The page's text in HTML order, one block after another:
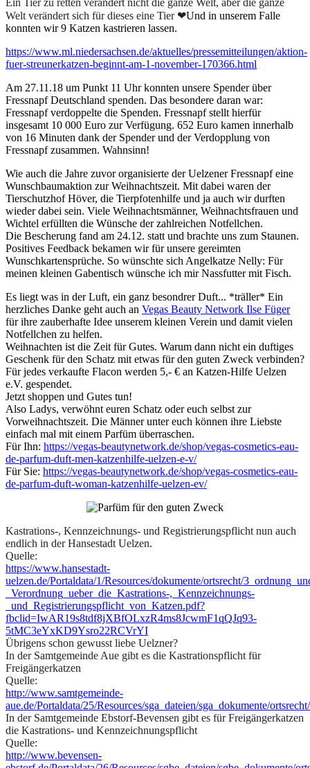
Welt verändert sich für dieses eine Tier ❤Und in unserem Falle
konnten wir 9 Katzen kastrieren lassen.
https://www.ml.niedersachsen.de/aktuelles/pressemitteilungen/aktion-
fuer-streunerkatzen-beginnt-am-1-november-170366.html
Am 27.11.18 um Punkt 11 Uhr konnten unsere Spender über
Fressnapf Deutschland spenden. Das besondere daran war:
Fressnapf verdoppelte die Spenden. Fressnapf stellt hierfür
insgesamt 10 000 Euro zur Verfügung. 652 Euro kamen innerhalb
von 16 Minuten dank der Spender und der Verdopplung von
Fressnapf zusammen. Wahnsinn!
Wie auch die Jahre zuvor organisierte der Uelzener Fressnapf eine
Wunschbaumaktion zur Weihnachtszeit. Mit dabei waren der
Tierschutzhof Höver, die Tierpfotenhilfe und ja auch wir durften
wieder dabei sein. Viele Weihnachtsmänner, Weihnachtsfrauen und
Wichtel erfüllten die Wünsche der zahlreichen Notfellchen.
Die Bescherung fand am 24.12. statt und brachte uns zum Staunen.
Positives Feedback bekamen wir für unsere gereimten
Wunschkartensprüche. So wünschte sich Angelkatze Nelly: Für
meinen kleinen Gabentisch wünsche ich mir Nassfutter mit Fisch.
Es liegt was in der Luft, ein ganz besondrer Duft... *träller* Ein
herzliches Danke geht auch an Vegas Beauty Network Ilse Füger
für ihre zauberhafte Idee unserem kleinen Verein und damit vielen
Notfellchen zu helfen.
Weihnachten ist die Zeit für Gutes. Warum dann nicht ein duftiges
Geschenk für den Schatz mit etwas für den guten Zweck verbinden?
Für jedes verkaufte Flacon werden 5,- € an Katzen-Hilfe Uelzen
e.V. gespendet.
Jetzt shoppen und Gutes tun!
Also Ladys, verwöhnt euren Schatz oder euch selbst zur
Vorweihnachtszeit. Die Männer unter euch können ihre Liebste
einfach mal mit einem Parfüm überraschen.
Für Ihn: https://vegas-beautynetwork.de/shop/vegas-cosmetics-eau-
de-parfum-duft-men-katzenhilfe-uelzen-e-v/
Für Sie: https://vegas-beautynetwork.de/shop/vegas-cosmetics-eau-
de-parfum-duft-woman-katzenhilfe-uelzen-ev/
Kastrations-, Kennzeichnungs- und Registrierungspflicht nun auch
endlich in der Hansestadt Uelzen.
Quelle:
https://www.hansestadt-
uelzen.de/Portaldata/1/Resources/dokumente/ortsrecht/
_Verordnung_ueber_die_Kastrations-,_Kennzeichnungs-
_und_Registrierungspflicht_von_Katzen.pdf?
fbclid=IwAR19s8tdf8jXBfOLxzR4ms8JcwmF1qQJq93-
5tMC3eYxKD9Ysro22RCVrYI
Übrigens schon gewusst liebe Uelzner?
In der Samtgemeinde Aue gibt es die Kastrationspflicht für
Freigängerkatzen
Quelle:
http://www.samtgemeinde-
aue.de/Portaldata/25/Resources/sga_dateien/sga_dokumente/
In der Samtgemeinde Ebstorf-Bevensen gibt es für Freigängerkatzen
die Kastrations- und Kennzeichnungspflicht
Quelle:
http://www.bevensen-